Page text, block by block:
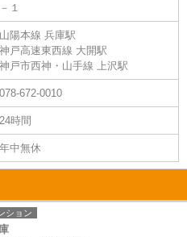
－１
山陽本線 兵庫駅
神戸高速東西線 大開駅
神戸市西神・山手線 上沢駅
078-672-0010
24時間
年中無休
ション